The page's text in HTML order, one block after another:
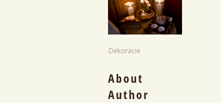
Dekoracie
About
Author